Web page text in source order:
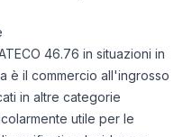
46.76 in situazioni in
è il commercio all'ingrosso
in altre categorie
utile per le